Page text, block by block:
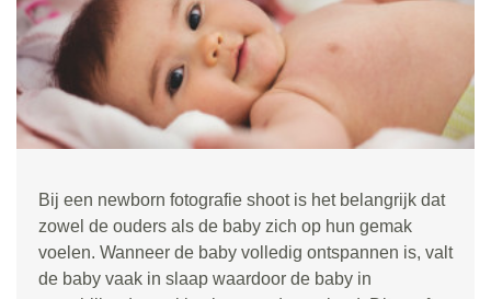
Bij een newborn fotografie shoot is het belangrijk dat
zowel de ouders als de baby zich op hun gemak
voelen. Wanneer de baby volledig ontspannen is, valt
de baby vaak in slaap waardoor de baby in